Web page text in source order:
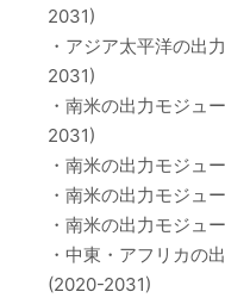
2031)
・アジア太平洋の出
2031)
・南米の出力モジュ
2031)
・南米の出力モジュ
・南米の出力モジュ
・南米の出力モジュ
・中東・アフリカの
(2020-2031)